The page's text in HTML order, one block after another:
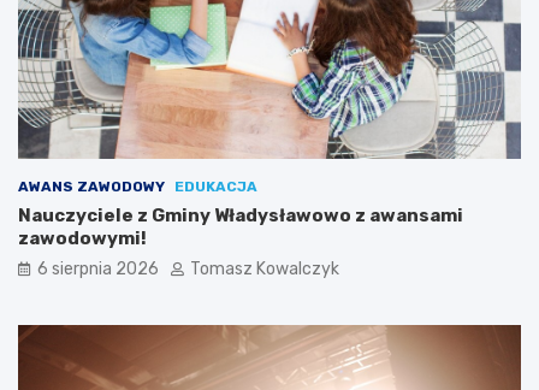
AWANS ZAWODOWY EDUKACJA
Nauczyciele z Gminy Władysławowo z awansami
zawodowymi!
6 sierpnia 2026 Tomasz Kowalczyk